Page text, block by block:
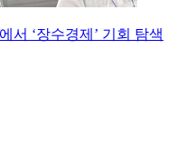
서 ‘장수경제’ 기회 탐색